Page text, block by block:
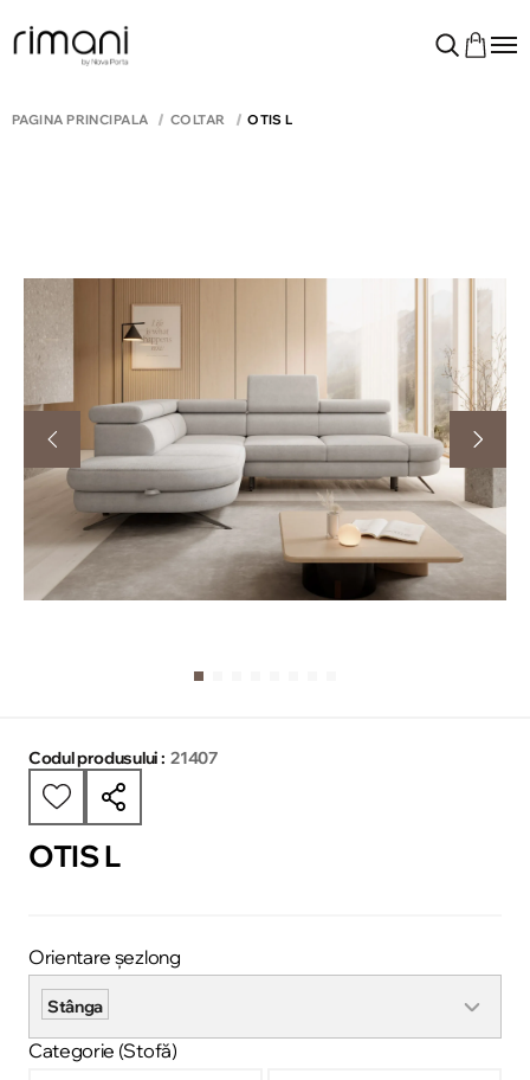
PAGINA PRINCIPALĂ COLTAR OTIS L
Codul produsului : 21407
OTIS L
Orientare șezlong
Stânga
Categorie (Stofă)